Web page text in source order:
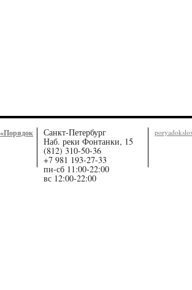
Санкт-Петербург
Наб. реки Фонтанки, 15
(812) 310-50-36
+7 981 193-27-33
пн-сб 11:00-22:00
вс 12:00-22:00